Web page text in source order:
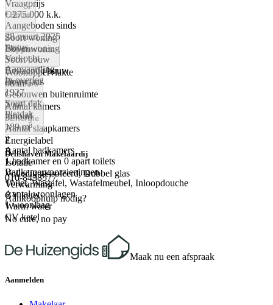
Vraagprijs
€ 275.000 k.k.
Aangeboden sinds
28 maart 2025
Status
Verkocht
Aanvaarding
In overleg
Bouw
Soort woning
Bovenwoning
Soort bouw
Bestaande bouw
Bouwjaar
1927
Soort dak
Platdak
Oppervlakte
Woonoppervlakte
60 m²
Gebouwen buitenruimte
2 m²
Inhoud
189 m³
Kamers
Aantal kamers
3
Aantal slaapkamers
2
Aantal badkamers
1 badkamer en 0 apart toilets
Badkamervoorzieningen
Toilet, Wastafel, Wastafelmeubel, Inloopdouche
Aantal woonlagen
1 woonlaag
Energie
Energielabel
B
Isolatie
Volledig geïsoleerd, Dubbel glas
Verwarming
CV ketel
Warm water
CV ketel
Delfshaven Makelaardij
010-8438577
Aankoophulp nodig?
No cure, no pay
Maak nu een afspraak
Aanmelden